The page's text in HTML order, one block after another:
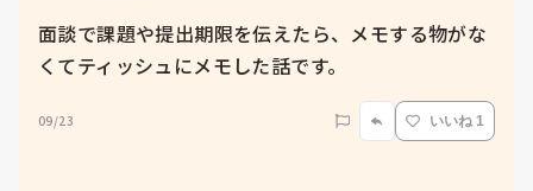
面談で課題や提出期限を伝えたら、メモする物がな
くてティッシュにメモした話です。
09/23 いいね 1